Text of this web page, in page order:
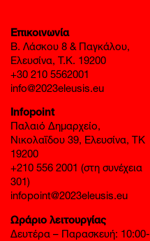
Επικοινωνία
Β. Λάσκου 8 & Παγκάλου,
Ελευσίνα, Τ.Κ. 19200
+30 210 5562001
info@2023eleusis.eu
Infopoint
Παλαιό Δημαρχείο,
Νικολαΐδου 39, Ελευσίνα, ΤΚ
19200
+210 556 2001 (στη συνέχεια
301)
infopoint@2023eleusis.eu
Ωράριο λειτουργίας
Δευτέρα – Παρασκευή: 10:00-